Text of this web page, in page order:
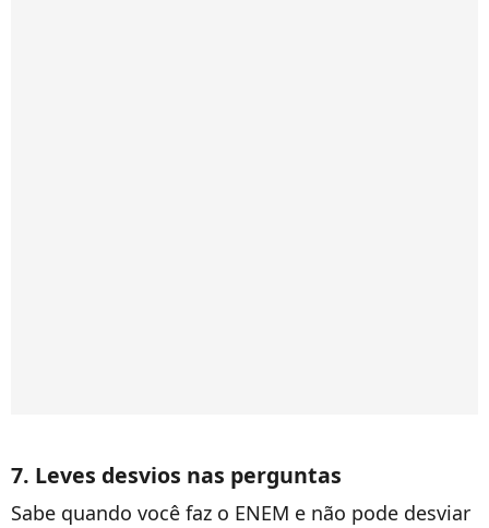
7. Leves desvios nas perguntas
Sabe quando você faz o ENEM e não pode desviar